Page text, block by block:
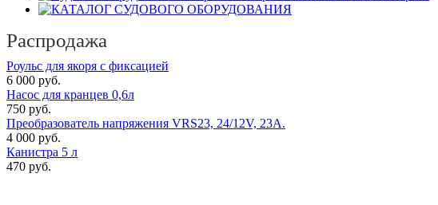
Распродажа
Роульс для якоря с фиксацией
6 000 руб.
Насос для кранцев 0,6л
750 руб.
Преобразователь напряжения VRS23, 24/12V, 23A.
4 000 руб.
Канистра 5 л
470 руб.